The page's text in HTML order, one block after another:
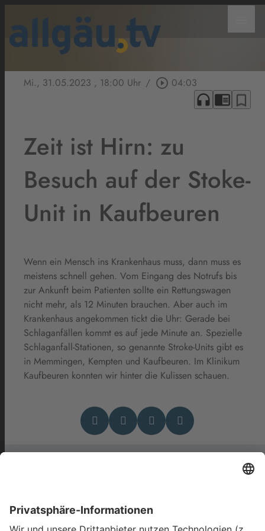
Mi., 31.05.2023 , 18:00 Uhr / play_circle_outline 04:03
headphones chrome_reader_mode bookmark_border
Zeit ist Hirn: zu
Besuch auf der Stoke-
Unit in Kaufbeuren
Wenn ein Mensch ins Krankenhaus muss, dann muss es
meistens schnell gehen. Vom Eingang des Notrufs bis
zur Ankunft beim Patienten sollte ein Rettungswagen
nicht mehr, als 12 Minuten brauchen. Aber auch im
Krankenhaus angekommen tickt die Uhr: Gerade bei
Schlaganfällen kommt es auf jede Minute an. Spezielle
Schlaganfall-Stationen, so genannte Stroke-Units gibt es
in Memmingen, Kempten und Kaufbeuren. Im Klinikum
Kaufbeuren konnten wir hinter die Kulissen schauen.
interessieren